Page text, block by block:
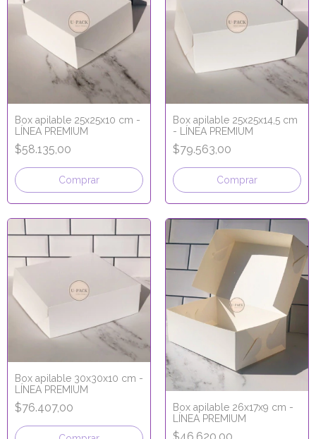
Box apilable 25x25x10 cm -
LÍNEA PREMIUM
$58.135,00
Comprar
Box apilable 25x25x14,5 cm
- LÍNEA PREMIUM
$79.563,00
Comprar
Box apilable 30x30x10 cm -
LÍNEA PREMIUM
$76.407,00
Box apilable 26x17x9 cm -
LÍNEA PREMIUM